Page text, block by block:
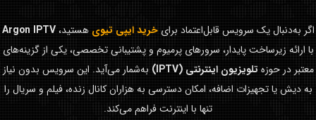
اگر به‌دنبال یک سرویس قابل‌اعتماد برایخرید ایپی تیوی هستید،Argon IPTV
با ارائه زیرساخت پایدار، سرورهای پرمیوم و پشتیبانی تخصصی، یکی از گزینه‌های
معتبر در حوزه تلویزیون اینترنتی (IPTV)
به‌شمار می‌آید. این سرویس بدون نیاز
به دیش یا تجهیزات اضافه، امکان دسترسی به هزاران کانال زنده، فیلم و سریال را
تنها با اینترنت فراهم می‌کند.